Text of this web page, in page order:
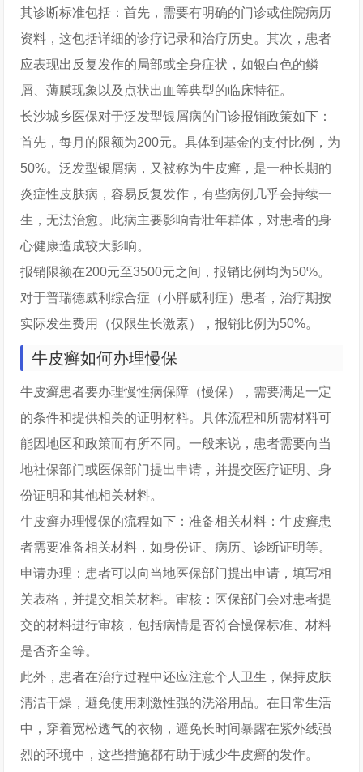
其诊断标准包括：首先，需要有明确的门诊或住院病历
资料，这包括详细的诊疗记录和治疗历史。其次，患者
应表现出反复发作的局部或全身症状，如银白色的鳞
屑、薄膜现象以及点状出血等典型的临床特征。
长沙城乡医保对于泛发型银屑病的门诊报销政策如下：
首先，每月的限额为200元。具体到基金的支付比例，为
50%。泛发型银屑病，又被称为牛皮癣，是一种长期的
炎症性皮肤病，容易反复发作，有些病例几乎会持续一
生，无法治愈。此病主要影响青壮年群体，对患者的身
心健康造成较大影响。
报销限额在200元至3500元之间，报销比例均为50%。
对于普瑞德威利综合症（小胖威利症）患者，治疗期按
实际发生费用（仅限生长激素），报销比例为50%。
牛皮癣如何办理慢保
牛皮癣患者要办理慢性病保障（慢保），需要满足一定
的条件和提供相关的证明材料。具体流程和所需材料可
能因地区和政策而有所不同。一般来说，患者需要向当
地社保部门或医保部门提出申请，并提交医疗证明、身
份证明和其他相关材料。
牛皮癣办理慢保的流程如下：准备相关材料：牛皮癣患
者需要准备相关材料，如身份证、病历、诊断证明等。
申请办理：患者可以向当地医保部门提出申请，填写相
关表格，并提交相关材料。审核：医保部门会对患者提
交的材料进行审核，包括病情是否符合慢保标准、材料
是否齐全等。
此外，患者在治疗过程中还应注意个人卫生，保持皮肤
清洁干燥，避免使用刺激性强的洗浴用品。在日常生活
中，穿着宽松透气的衣物，避免长时间暴露在紫外线强
烈的环境中，这些措施都有助于减少牛皮癣的发作。